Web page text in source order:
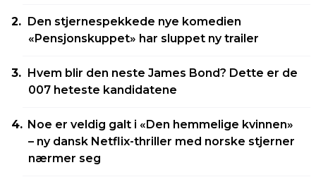
Den stjernespekkede nye komedien
«Pensjonskuppet» har sluppet ny trailer
Hvem blir den neste James Bond? Dette er de
007 heteste kandidatene
Noe er veldig galt i «Den hemmelige kvinnen»
– ny dansk Netflix-thriller med norske stjerner
nærmer seg